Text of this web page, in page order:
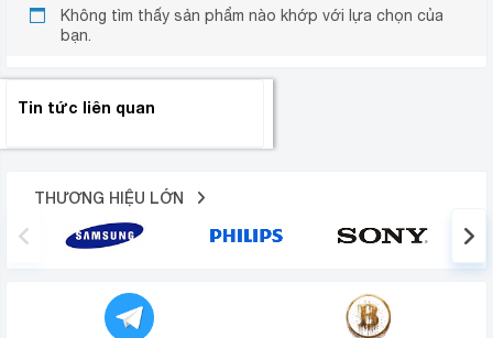
Không tìm thấy sản phẩm nào khớp với lựa chọn của
bạn.
Tin tức liên quan
THƯƠNG HIỆU LỚN